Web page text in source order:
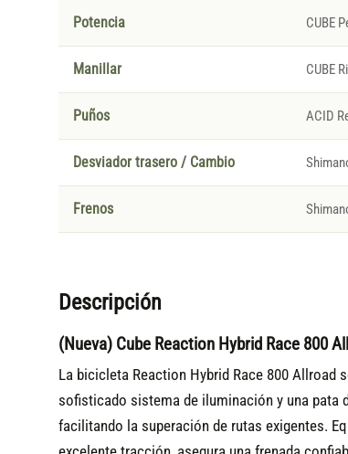
Potencia CUBE
Manillar CUBE
Puños ACID
Desviador trasero / Cambio
Frenos
Descripción
(Nueva) Cube Reaction Hybrid Race 800
La bicicleta Reaction Hybrid Race 800
sofisticado sistema de iluminación y una pata
facilitando la superación de rutas exigentes.